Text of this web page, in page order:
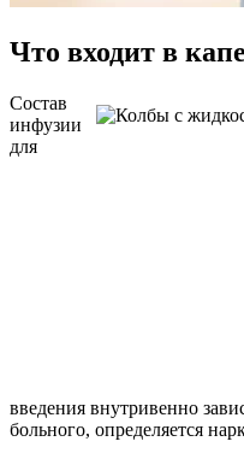
Что входит в
Состав
инфузии
для
введения внутривенно
больного, определяется